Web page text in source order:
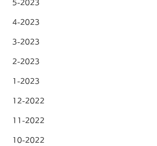
5-2023
4-2023
3-2023
2-2023
1-2023
12-2022
11-2022
10-2022